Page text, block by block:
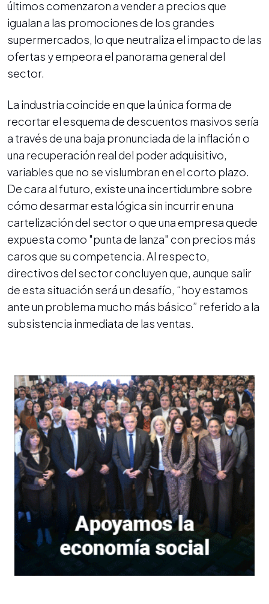
últimos comenzaron a vender a precios que
igualan a las promociones de los grandes
supermercados, lo que neutraliza el impacto de las
ofertas y empeora el panorama general del
sector.
La industria coincide en que la única forma de
recortar el esquema de descuentos masivos sería
a través de una baja pronunciada de la inflación o
una recuperación real del poder adquisitivo,
variables que no se vislumbran en el corto plazo.
De cara al futuro, existe una incertidumbre sobre
cómo desarmar esta lógica sin incurrir en una
cartelización del sector o que una empresa quede
expuesta como "punta de lanza" con precios más
caros que su competencia. Al respecto,
directivos del sector concluyen que, aunque salir
de esta situación será un desafío, “hoy estamos
ante un problema mucho más básico” referido a la
subsistencia inmediata de las ventas.